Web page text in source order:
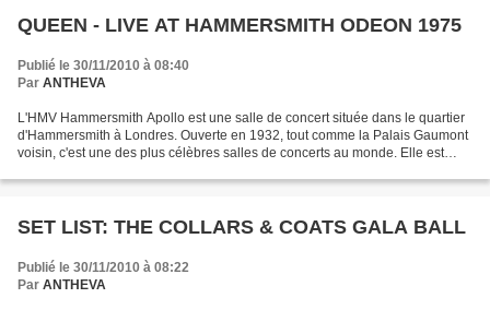
QUEEN - LIVE AT HAMMERSMITH ODEON 1975
Publié le 30/11/2010 à 08:40
Par ANTHEVA
L'HMV Hammersmith Apollo est une salle de concert située dans le quartier
d'Hammersmith à Londres. Ouverte en 1932, tout comme la Palais Gaumont
voisin, c'est une des plus célèbres salles de concerts au monde. Elle est
SET LIST: THE COLLARS & COATS GALA BALL
Publié le 30/11/2010 à 08:22
Par ANTHEVA